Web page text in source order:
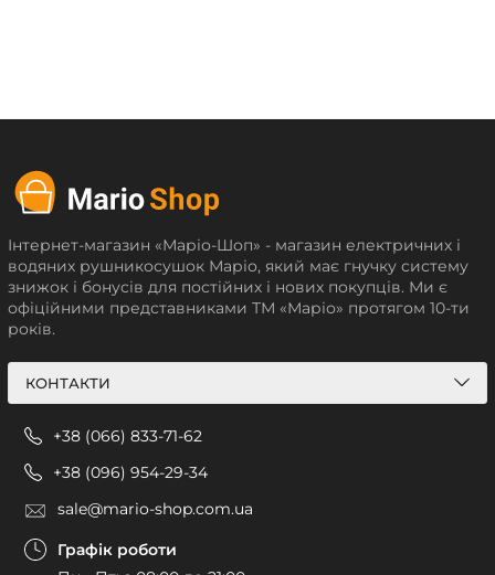
Інтернет-магазин «Маріо-Шоп» - магазин електричних і
водяних рушникосушок Маріо, який має гнучку систему
знижок і бонусів для постійних і нових покупців. Ми є
офіційними представниками ТМ «Маріо» протягом 10-ти
років.
КОНТАКТИ
+38 (066) 833-71-62
+38 (096) 954-29-34
sale@mario-shop.com.ua
Графік роботи